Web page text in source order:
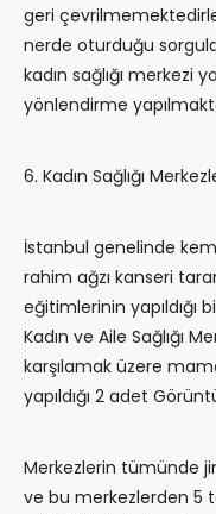
geri
nerde oturduğu
kadın sağlığı merkezi
yönlendirme
6. Kadın Sağlığı
İstanbul genelinde
rahim ağzı kanseri
eğitimlerinin yapıldığı
Kadın ve Aile Sağlığı
karşılamak üzere
yapıldığı 2 adet
Merkezlerin tümünde
ve bu merkezlerden 5